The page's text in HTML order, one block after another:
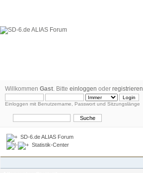
Willkommen Gast. Bitte einloggen oder registrieren
Einloggen mit Benutzername, Passwort und Sitzungslänge
SD-6.de ALIAS Forum
Statistik-Center